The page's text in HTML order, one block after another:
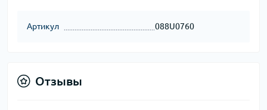
Артикул 088U0760
Отзывы